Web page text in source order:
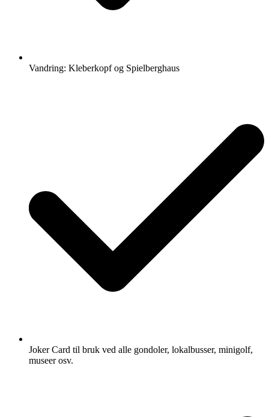
Vandring: Kleberkopf og Spielberghaus
Joker Card til bruk ved alle gondoler, lokalbusser, minigolf,
museer osv.